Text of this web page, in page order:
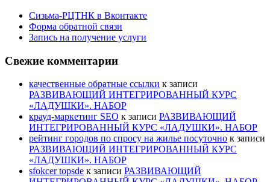
Сизьма-РЦТНК в Вконтакте
Форма обратной связи
Запись на получение услуги
Свежие комментарии
качественные обратные ссылки к записи
РАЗВИВАЮЩИЙ ИНТЕГРИРОВАННЫЙ КУРС
«ЛАДУШКИ». НАБОР
крауд-маркетинг SEO к записи РАЗВИВАЮЩИЙ
ИНТЕГРИРОВАННЫЙ КУРС «ЛАДУШКИ». НАБОР
рейтинг городов по спросу на жилье посуточно к записи
РАЗВИВАЮЩИЙ ИНТЕГРИРОВАННЫЙ КУРС
«ЛАДУШКИ». НАБОР
sfokcer topsde к записи РАЗВИВАЮЩИЙ